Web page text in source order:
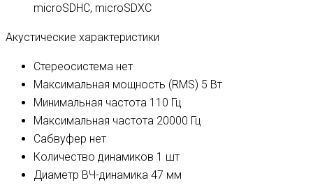
microSDHC, microSDXC
Акустические характеристики
Стереосистема нет
Максимальная мощность (RMS) 5 Вт
Минимальная частота 110 Гц
Максимальная частота 20000 Гц
Сабвуфер нет
Количество динамиков 1 шт
Диаметр ВЧ-динамика 47 мм